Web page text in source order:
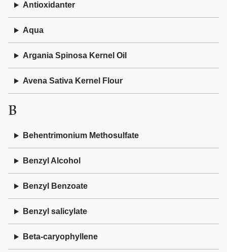
Antioxidanter
Aqua
Argania Spinosa Kernel Oil
Avena Sativa Kernel Flour
B
Behentrimonium Methosulfate
Benzyl Alcohol
Benzyl Benzoate
Benzyl salicylate
Beta-caryophyllene